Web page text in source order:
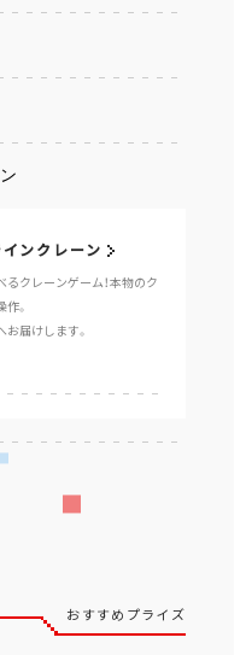
ンクレーン
るクレーンゲーム！本物のク
。
届けします。
おすすめプライズ